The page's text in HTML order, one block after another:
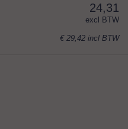
24,31
excl BTW
€ 29,42 incl BTW